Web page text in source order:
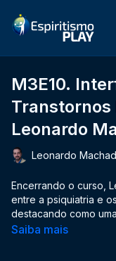
M3E10.
Transtornos
Leonardo
Leonardo
Encerrando o curso,
entre a psiquiatria e
destacando como
compreender melhor
Saiba mais